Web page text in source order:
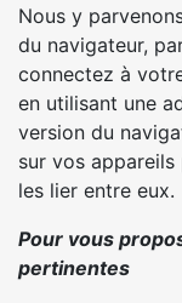
Nous y
du navigateur,
connectez à
en utilisant une
version du
sur vos
les lier entre eux.
Pour vous
pertinentes